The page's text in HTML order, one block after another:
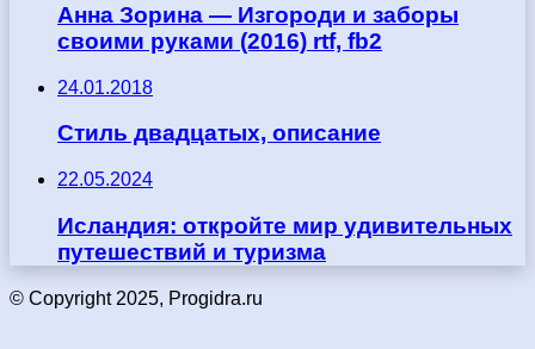
Анна Зорина — Изгороди и заборы
своими руками (2016) rtf, fb2
24.01.2018
Стиль двадцатых, описание
22.05.2024
Исландия: откройте мир удивительных
путешествий и туризма
© Copyright 2025, Progidra.ru